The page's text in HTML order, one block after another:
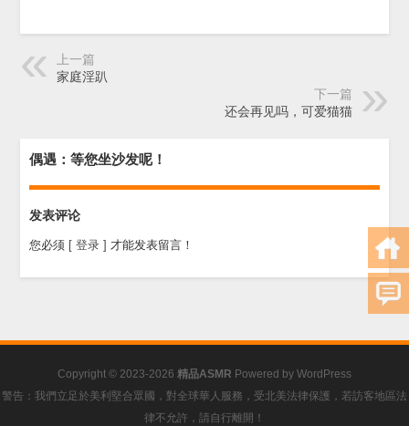
上一篇
家庭淫趴
下一篇
还会再见吗，可爱猫猫
偶遇：等您坐沙发呢！
发表评论
您必须 [ 登录 ] 才能发表留言！
Copyright © 2023-2026 精品ASMR Powered by WordPress
警告：我們立足於美利堅合眾國，對全球華人服務，受北美法律保護，若訪客地區法
律不允許，請自行離開！